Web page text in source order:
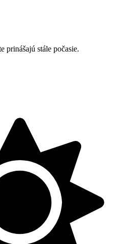
prinášajú stále počasie.